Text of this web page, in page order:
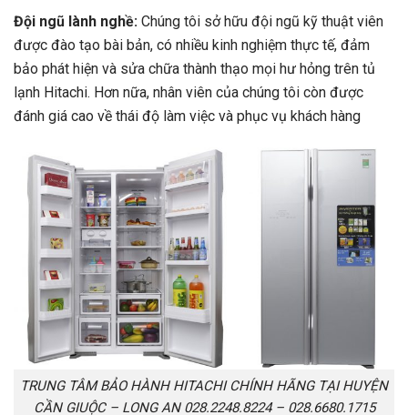
Đội ngũ lành nghề: Chúng tôi sở hữu đội ngũ kỹ thuật viên
được đào tạo bài bản, có nhiều kinh nghiệm thực tế, đảm
bảo phát hiện và sửa chữa thành thạo mọi hư hỏng trên tủ
lạnh Hitachi. Hơn nữa, nhân viên của chúng tôi còn được
đánh giá cao về thái độ làm việc và phục vụ khách hàng
TRUNG TÂM BẢO HÀNH HITACHI CHÍNH HÃNG TẠI HUYỆN
CẦN GIUỘC – LONG AN 028.2248.8224 – 028.6680.1715